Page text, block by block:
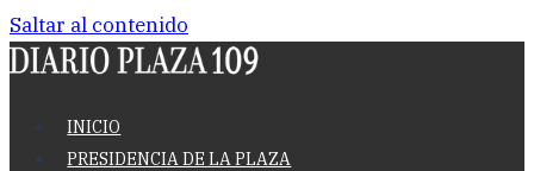
Saltar al contenido
INICIO
PRESIDENCIA DE LA PLAZA